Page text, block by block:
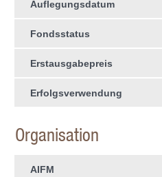
Auflegungsdatum
Fondsstatus
Erstausgabepreis
Erfolgsverwendung
Organisation
AIFM